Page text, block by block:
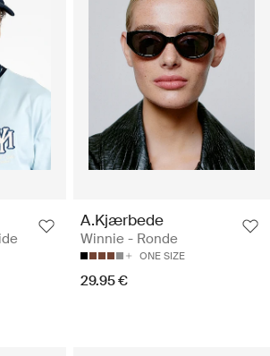
A.Kjærbede
Winnie - Ronde
ONE SIZE
29.95 €